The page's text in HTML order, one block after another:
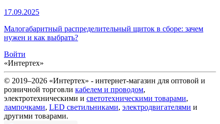
17.09.2025
Малогабаритный распределительный щиток в сборе: зачем
нужен и как выбрать?
Войти
«Интертех»
© 2019–2026 «Интертех» - интернет-магазин для оптовой и
розничной торговли кабелем и проводом,
электротехническими и светотехническими товарами,
лампочками, LED светильниками, электродвигателями и
другими товарами.